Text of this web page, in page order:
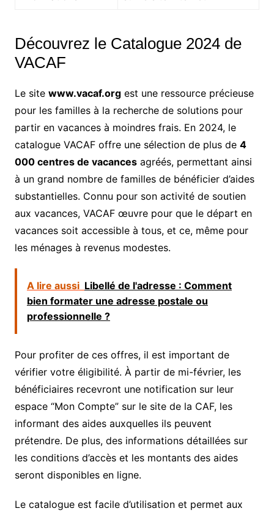
Découvrez le Catalogue 2024 de
VACAF
Le site www.vacaf.orgest une ressource précieuse
pour les familles à la recherche de solutions pour
partir en vacances à moindres frais. En 2024, le
catalogue VACAF offre une sélection de plus de 4
000 centres de vacancesagréés, permettant ainsi
à un grand nombre de familles de bénéficier d’aides
substantielles. Connu pour son activité de soutien
aux vacances, VACAF œuvre pour que le départ en
vacances soit accessible à tous, et ce, même pour
les ménages à revenus modestes.
A lire aussi Libellé de l'adresse : Comment
bien formater une adresse postale ou
professionnelle ?
Pour profiter de ces offres, il est important de
vérifier votre éligibilité. À partir de mi-février, les
bénéficiaires recevront une notification sur leur
espace “Mon Compte” sur le site de la CAF, les
informant des aides auxquelles ils peuvent
prétendre. De plus, des informations détaillées sur
les conditions d’accès et les montants des aides
seront disponibles en ligne.
Le catalogue est facile d’utilisation et permet aux